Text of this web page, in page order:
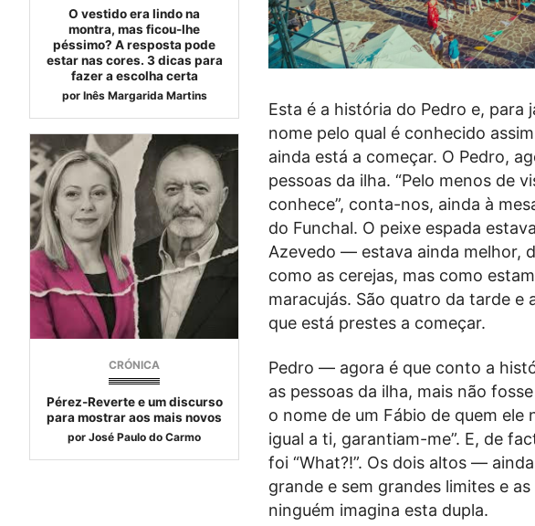
O vestido era lindo na
montra, mas ficou-lhe
péssimo? A resposta pode
estar nas cores. 3 dicas para
fazer a escolha certa
por Inês Margarida Martins
CRÓNICA
Pérez-Reverte e um discurso
para mostrar aos mais novos
por José Paulo do Carmo
Esta é a história do Pedro e,
nome pelo qual é conhecido
ainda está a começar. O Pedro,
pessoas da ilha. “Pelo menos de
conhece”, conta-nos, ainda à
do Funchal. O peixe espada
Azevedo — estava ainda melhor,
como as cerejas, mas como
maracujás. São quatro da tarde e
que está prestes a começar.
Pedro — agora é que conto a
as pessoas da ilha, mais não
o nome de um Fábio de quem ele
igual a ti, garantiam-me”. E, de
foi “What?!”. Os dois altos —
grande e sem grandes limites e
ninguém imagina esta dupla.